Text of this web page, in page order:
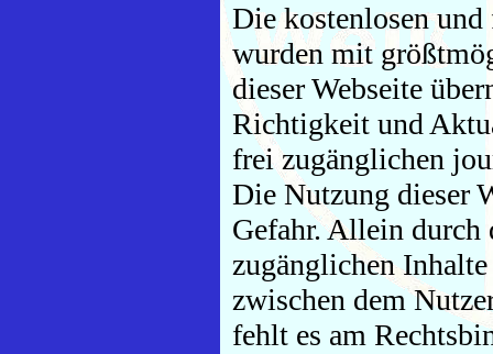
Die kostenlosen
wurden mit
dieser Webseite
Richtigkeit und
frei zugänglichen
Die Nutzung dieser
Gefahr. Allein durch
zugänglichen
zwischen dem
fehlt es am